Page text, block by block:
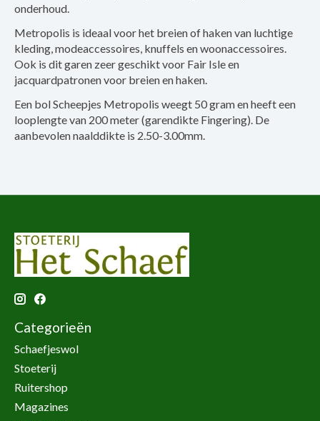
onderhoud.
Metropolis is ideaal voor het breien of haken van luchtige
kleding, modeaccessoires, knuffels en woonaccessoires.
Ook is dit garen zeer geschikt voor Fair Isle en
jacquardpatronen voor breien en haken.
Een bol Scheepjes Metropolis weegt 50 gram en heeft een
looplengte van 200 meter (garendikte Fingering). De
aanbevolen naalddikte is 2.50-3.00mm.
Categorieën
Schaefjeswol
Stoeterij
Ruitershop
Magazines